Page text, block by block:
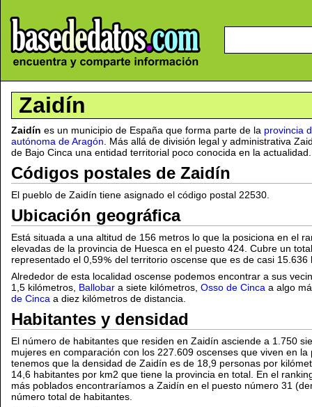
Zaidín
Zaidín es un municipio de España que forma parte de la provincia
autónoma de Aragón . Más allá de división legal y administrativa
de Bajo Cinca una entidad territorial poco conocida en la actualidad.
Códigos postales de Zaidín
El pueblo de Zaidín tiene asignado el código postal 22530.
Ubicación geográfica
Está situada a una altitud de 156 metros lo que la posiciona en el
elevadas de la provincia de Huesca en el puesto 424. Cubre un
representado el 0,59
del territorio oscense que es de casi 15.636
Alrededor de esta localidad oscense podemos encontrar a sus
1,5 kilómetros, Ballobar a siete kilómetros, Osso de Cinca a algo
de Cinca a diez kilómetros de distancia.
Habitantes y densidad
El número de habitantes que residen en Zaidín asciende a 1.750
mujeres en comparación con los 227.609 oscenses que viven en la
tenemos que la densidad de Zaidín es de 18,9 personas por
14,6 habitantes por km2 que tiene la provincia en total. En el
más poblados encontraríamos a Zaidín en el puesto número 31
número total de habitantes.